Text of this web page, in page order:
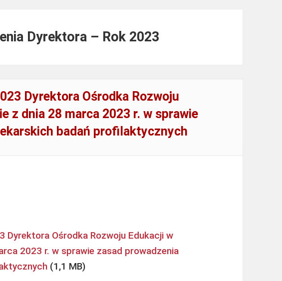
Dyrektora – Rok 2023
Dyrektora Ośrodka Rozwoju
z dnia 28 marca 2023 r. w sprawie
badań profilaktycznych
Dyrektora Ośrodka Rozwoju Edukacji w
2023 r. w sprawie zasad prowadzenia